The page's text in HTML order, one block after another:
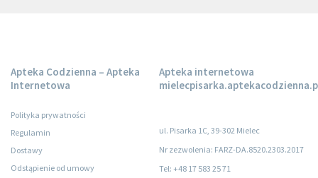
Apteka Codzienna – Apteka
Internetowa
Polityka prywatności
Regulamin
Dostawy
Odstąpienie od umowy
Apteka internetowa
ul. Pisarka 1C, 39-302 Mielec
Nr zezwolenia: FARZ-DA.8520.2303.2017
Tel: +48 17 583 25 71